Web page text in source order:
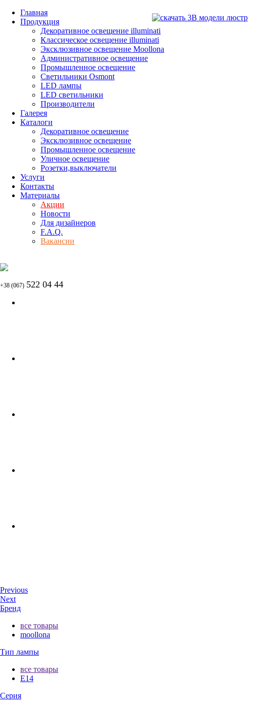
Главная
Продукция
Декоративное освещение illuminati
Классическое освещение illuminati
Эксклюзивное освещение Moollona
Административное освещение
Промышленное освещение
Светильники Osmont
LED лампы
LED светильники
Производители
Галерея
Каталоги
Декоративное освещение
Эксклюзивное освещение
Промышленное освещение
Уличное освещение
Розетки,выключатели
Услуги
Контакты
Материалы
Акции
Новости
Для дизайнеров
F.A.Q.
Вакансии
+38 (067) 522 04 44
Previous
Next
Бренд
все товары
moollona
Тип лампы
все товары
E14
Серия